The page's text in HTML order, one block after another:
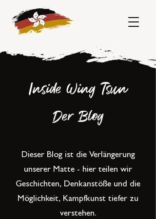
Inside Wing Tsun
Der Blog
Dieser Blog ist die Verlängerung
unserer Matte - hier teilen wir
Geschichten, Denkanstöße und die
Möglichkeit, Kampfkunst tiefer zu
verstehen.